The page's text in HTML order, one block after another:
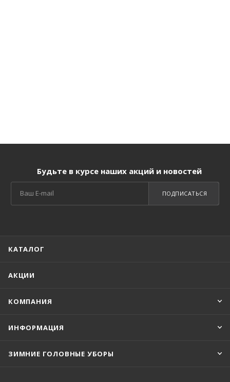
Будьте в курсе наших акций и новостей
ПОДПИСАТЬСЯ
КАТАЛОГ
АКЦИИ
КОМПАНИЯ
ИНФОРМАЦИЯ
ЗИМНИЕ ГОЛОВНЫЕ УБОРЫ